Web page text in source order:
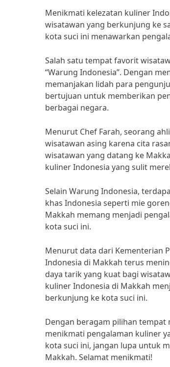
Menikmati kelezatan kuliner
wisatawan yang berkunjung ke
kota suci ini menawarkan
Salah satu tempat favorit
“Warung Indonesia”. Dengan
memanjakan lidah para
bertujuan untuk memberikan
berbagai negara.
Menurut Chef Farah, seorang
wisatawan asing karena cita
wisatawan yang datang ke
kuliner Indonesia yang sulit
Selain Warung Indonesia,
khas Indonesia seperti mie
Makkah memang menjadi
kota suci ini.
Menurut data dari Kementerian
Indonesia di Makkah terus
daya tarik yang kuat bagi
kuliner Indonesia di Makkah
berkunjung ke kota suci ini.
Dengan beragam pilihan tempat
menikmati pengalaman kuliner
kota suci ini, jangan lupa untuk
Makkah. Selamat menikmati!